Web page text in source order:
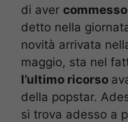
di aver
detto nella
novità arrivata
maggio, sta nel
l’ultimo ricorso
della popstar.
si trova adesso a